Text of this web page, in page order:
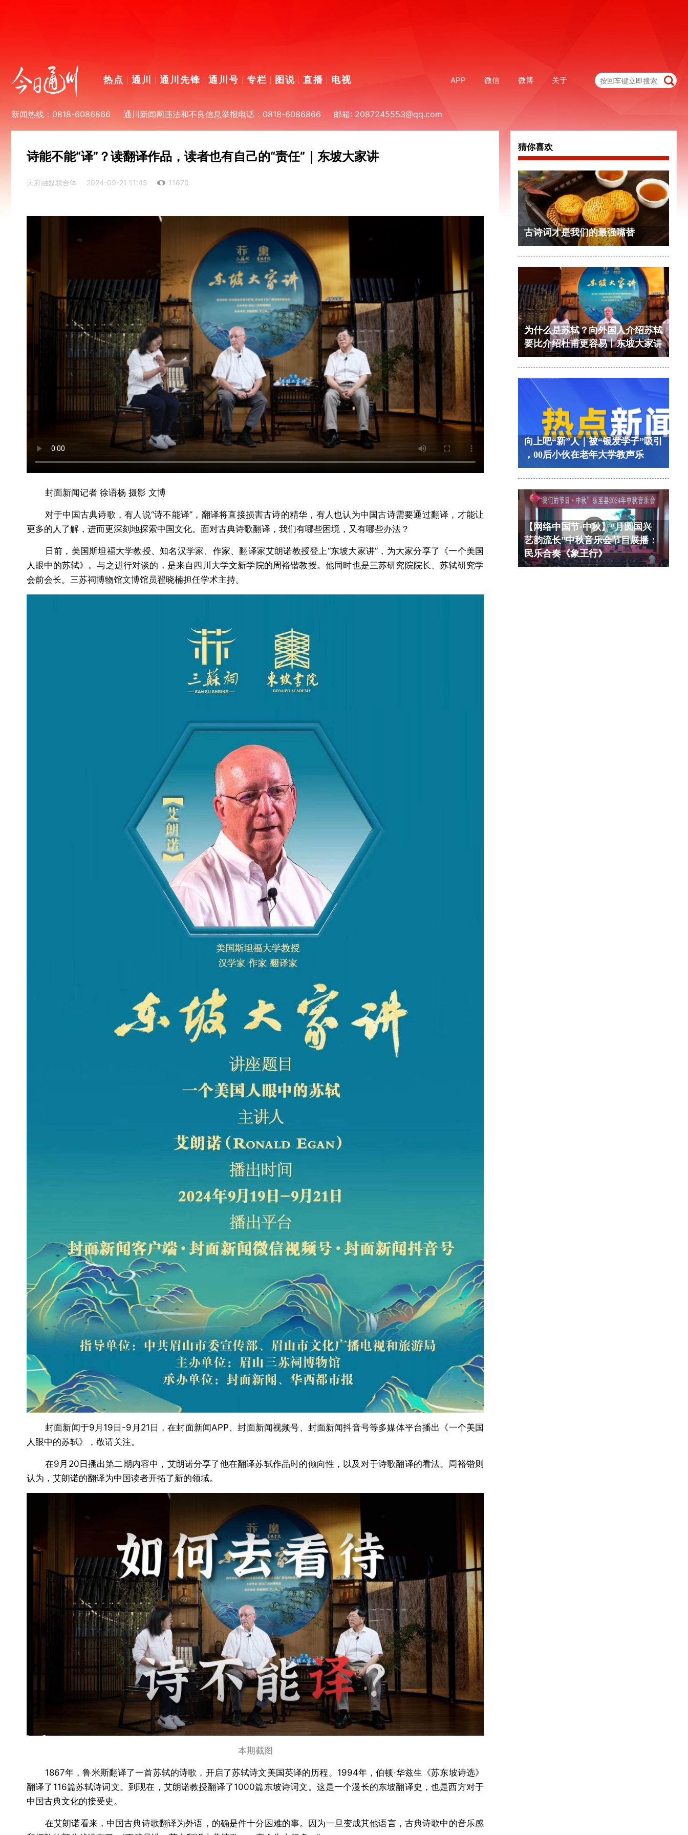
热点 通川 通川先锋 通川号 专栏 图说 直播 电视 APP 微信 微博 关于
新闻热线：0818-6086866 通川新闻网违法和不良信息举报电话：0818-6086866 邮箱: 2087245553@qq.com
诗能不能“译”？读翻译作品，读者也有自己的“责任”｜东坡大家讲
天府融媒联合体 2024-09-21 11:45 11670
封面新闻记者 徐语杨 摄影 文博
对于中国古典诗歌，有人说“诗不能译”，翻译将直接损害古诗的精华，有人也认为中国古诗需要通过翻译，才能让
更多的人了解，进而更深刻地探索中国文化。面对古典诗歌翻译，我们有哪些困境，又有哪些办法？
日前，美国斯坦福大学教授、知名汉学家、作家、翻译家艾朗诺教授登上“东坡大家讲”，为大家分享了《一个美国
人眼中的苏轼》。与之进行对谈的，是来自四川大学文新学院的周裕锴教授。他同时也是三苏研究院院长、苏轼研究学
会前会长。三苏祠博物馆文博馆员翟晓楠担任学术主持。
封面新闻于9月19日-9月21日，在封面新闻APP、封面新闻视频号、封面新闻抖音号等多媒体平台播出《一个美国
人眼中的苏轼》，敬请关注。
在9月20日播出第二期内容中，艾朗诺分享了他在翻译苏轼作品时的倾向性，以及对于诗歌翻译的看法。周裕锴则
认为，艾朗诺的翻译为中国读者开拓了新的领域。
本期截图
1867年，鲁米斯翻译了一首苏轼的诗歌，开启了苏轼诗文美国英译的历程。1994年，伯顿·华兹生《苏东坡诗选》
翻译了116篇苏轼诗词文。到现在，艾朗诺教授翻译了1000篇东坡诗词文。这是一个漫长的东坡翻译史，也是西方对于
中国古典文化的接受史。
在艾朗诺看来，中国古典诗歌翻译为外语，的确是件十分困难的事。因为一旦变成其他语言，古典诗歌中的音乐感
猜你喜欢
古诗词才是我们的最强嘴替
为什么是苏轼？向外国人介绍苏轼
要比介绍杜甫更容易丨东坡大家讲
向上吧“新”人｜被“银发学子”吸引
，00后小伙在老年大学教声乐
【网络中国节·中秋】“月圆国兴
艺韵流长”中秋音乐会节目展播：
民乐合奏《象王行》